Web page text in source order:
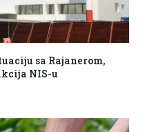
sa Rajanerom,
NIS-u